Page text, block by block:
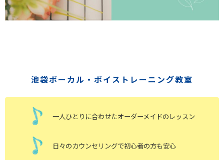
池袋ボーカル・ボイストレーニング教室
一人ひとりに合わせたオーダーメイドのレッスン
日々のカウンセリングで初心者の方も安心